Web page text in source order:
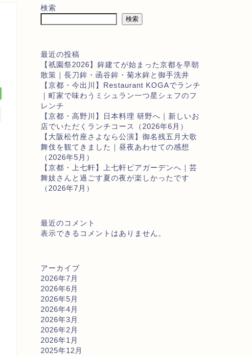
検索
検索
最近の投稿
【祇園祭2026】鉾建てが始まった京都を早朝
散策｜長刀鉾・函谷鉾・菊水鉾と御手洗井
【京都・今出川】Restaurant KOGAでランチ
｜町家で味わうミシュラン一つ星シェフのフ
レンチ
【京都・高野川】日本料理 研野へ｜新しいお
店でいただくランチコース（2026年6月）
【大阪松竹座さよなら公演】御名残五月大歌
舞伎を観てきました｜昼夜あわせての感想
（2026年5月）
【京都・上七軒】上七軒ビアガーデンへ｜芸
舞妓さんと過ごす夏の夜が楽しかったです
（2026年7月）
最近のコメント
表示できるコメントはありません。
アーカイブ
2026年7月
2026年6月
2026年5月
2026年4月
2026年3月
2026年2月
2026年1月
2025年12月